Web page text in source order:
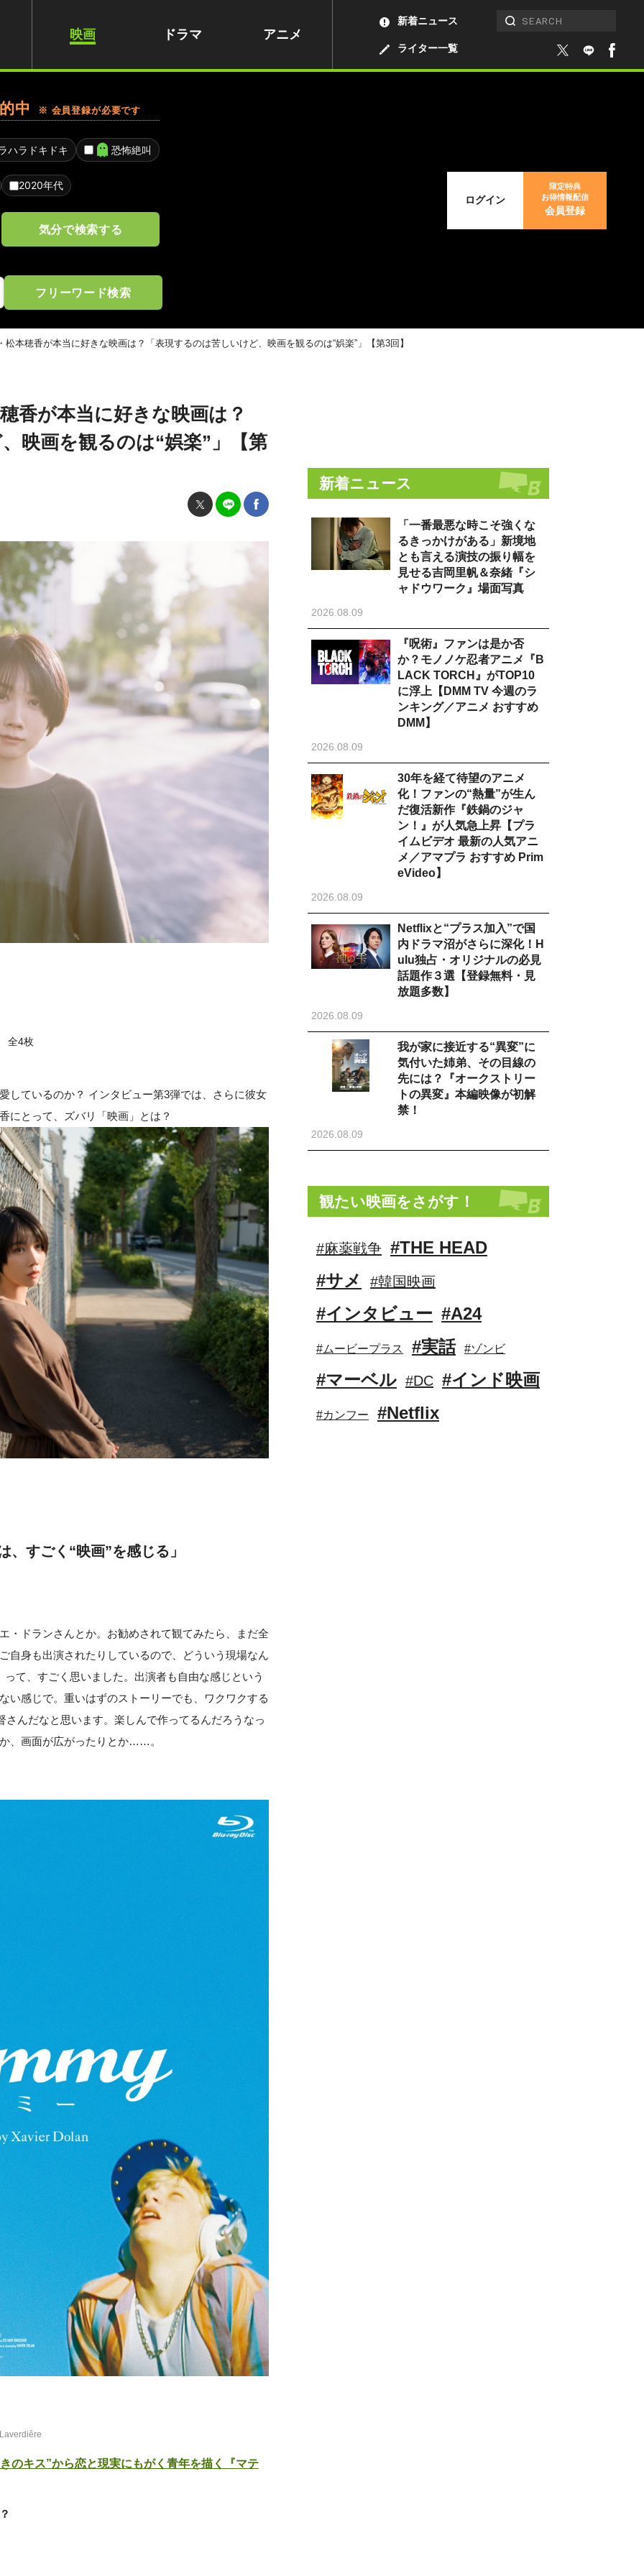
映画 ドラマ アニメ
ライター一覧
新着ニュース
中 ※ 会員登録が必要です
ハラドキドキ 恐怖絶叫
2020年代
気分で検索する
フリーワード検索
ログイン
限定特典
お得情報配信
会員登録
松本穂香が本当に好きな映画は？「表現するのは苦しいけど、映画を観るのは“娯楽”」【第3回】
香が本当に好きな映画は？
映画を観るのは“娯楽”」【第
全4枚
しているのか？ インタビュー第3弾では、さらに彼女
にとって、ズバリ「映画」とは？
すごく“映画”を感じる」
・ドランさんとか。お勧めされて観てみたら、まだ全
自身も出演されたりしているので、どういう現場なん
て、すごく思いました。出演者も自由な感じという
い感じで。重いはずのストーリーでも、ワクワクする
さんだなと思います。楽しんで作ってるんだろうなっ
、画面が広がったりとか……。
のキス”から恋と現実にもがく青年を描く『マテ
新着ニュース
「一番最悪な時こそ強くな
るきっかけがある」新境地
とも言える演技の振り幅を
見せる吉岡里帆＆奈緒『シ
ャドウワーク』場面写真
2026.08.09
『呪術』ファンは是か否
か？モノノケ忍者アニメ『B
LACK TORCH』がTOP10
に浮上【DMM TV 今週のラ
ンキング／アニメ おすすめ
DMM】
2026.08.09
30年を経て待望のアニメ
化！ファンの“熱量”が生ん
だ復活新作『鉄鍋のジャ
ン！』が人気急上昇【プラ
イムビデオ 最新の人気アニ
メ／アマプラ おすすめ Prim
eVideo】
2026.08.09
Netflixと“プラス加入”で国
内ドラマ沼がさらに深化！H
ulu独占・オリジナルの必見
話題作３選【登録無料・見
放題多数】
2026.08.09
我が家に接近する“異変”に
気付いた姉弟、その目線の
先には？『オークストリー
トの異変』本編映像が初解
禁！
2026.08.09
観たい映画をさがす！
#麻薬戦争 #THE HEAD
#サメ
#韓国映画
#インタビュー #A24
#ムービープラス #実話 #ゾンビ
#マーベル #DC #インド映画
#カンフー #Netflix